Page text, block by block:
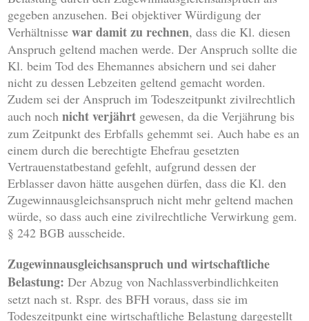
gegeben anzusehen. Bei objektiver Würdigung der
Verhältnissewar damit zu rechnen, dass die Kl. diesen
Anspruch geltend machen werde. Der Anspruch sollte die
Kl. beim Tod des Ehemannes absichern und sei daher
nicht zu dessen Lebzeiten geltend gemacht worden.
Zudem sei der Anspruch im Todeszeitpunkt zivilrechtlich
auch nochnicht verjährt gewesen, da die Verjährung bis
zum Zeitpunkt des Erbfalls gehemmt sei. Auch habe es an
einem durch die berechtigte Ehefrau gesetzten
Vertrauenstatbestand gefehlt, aufgrund dessen der
Erblasser davon hätte ausgehen dürfen, dass die Kl. den
Zugewinnausgleichsanspruch nicht mehr geltend machen
würde, so dass auch eine zivilrechtliche Verwirkung gem.
§ 242 BGB ausscheide.
Zugewinnausgleichsanspruch und wirtschaftliche
Belastung:Der Abzug von Nachlassverbindlichkeiten
setzt nach st. Rspr. des BFH voraus, dass sie im
Todeszeitpunkt eine wirtschaftliche Belastung dargestellt